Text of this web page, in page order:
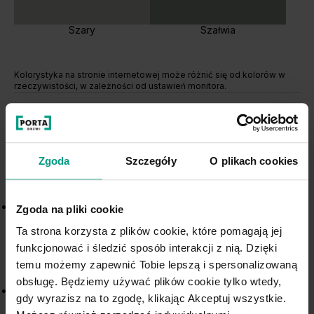
Zgoda Szczegóły O plikach cookies
Zgoda na pliki cookie
Ta strona korzysta z plików cookie, które pomagają jej
funkcjonować i śledzić sposób interakcji z nią. Dzięki
temu możemy zapewnić Tobie lepszą i spersonalizowaną
obsługę. Będziemy używać plików cookie tylko wtedy,
gdy wyrazisz na to zgodę, klikając Akceptuj wszystkie.
Szary Szałwia
Kolorystyka na stronie internetowej może różnić się od kolorów w
rzeczywistości, w zależności od ustawień monitora.
Drzwi pokojowe PORTA ORNATO w
stylu klasycznym
Drzwi wewnętrzne PORTA ORNATO o
eleganckich drzwi z dekoracyjnym detalem , ale w
nowoczesnej, uporządkowanej formie.
Kolekcja
nawiązuje do klasycznej estetyki, a
jednocześnie dobrze wpisuje się we współczesne